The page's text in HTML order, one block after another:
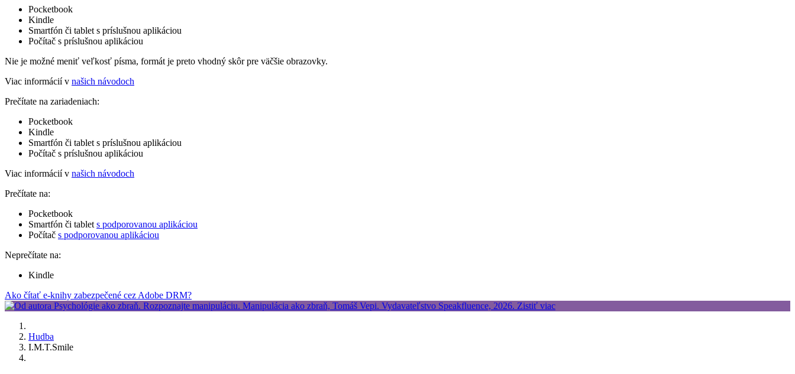
Pocketbook
Kindle
Smartfón či tablet s príslušnou aplikáciou
Počítač s príslušnou aplikáciou
Nie je možné meniť veľkosť písma, formát je preto vhodný skôr pre väčšie obrazovky.
Viac informácií v našich návodoch
Prečítate na zariadeniach:
Pocketbook
Kindle
Smartfón či tablet s príslušnou aplikáciou
Počítač s príslušnou aplikáciou
Viac informácií v našich návodoch
Prečítate na:
Pocketbook
Smartfón či tablet s podporovanou aplikáciou
Počítač s podporovanou aplikáciou
Neprečítate na:
Kindle
Ako čítať e-knihy zabezpečené cez Adobe DRM?
Hudba
I.M.T.Smile